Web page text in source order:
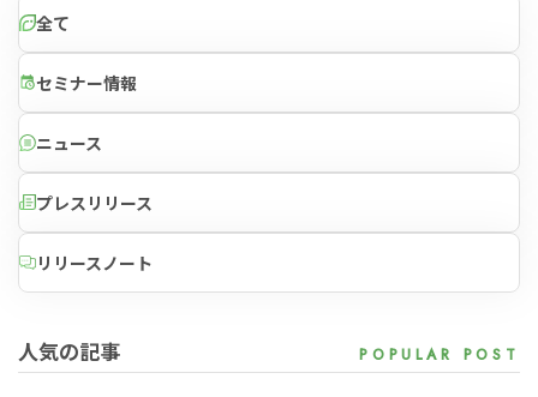
全て
セミナー情報
ニュース
プレスリリース
リリースノート
人気の記事